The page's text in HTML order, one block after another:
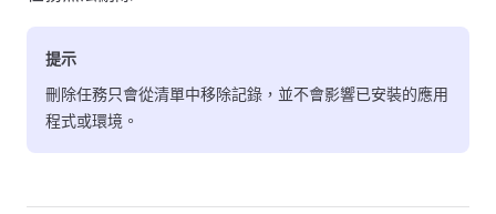
提示
刪除任務只會從清單中移除記錄，並不會影響已安裝的應用
程式或環境。